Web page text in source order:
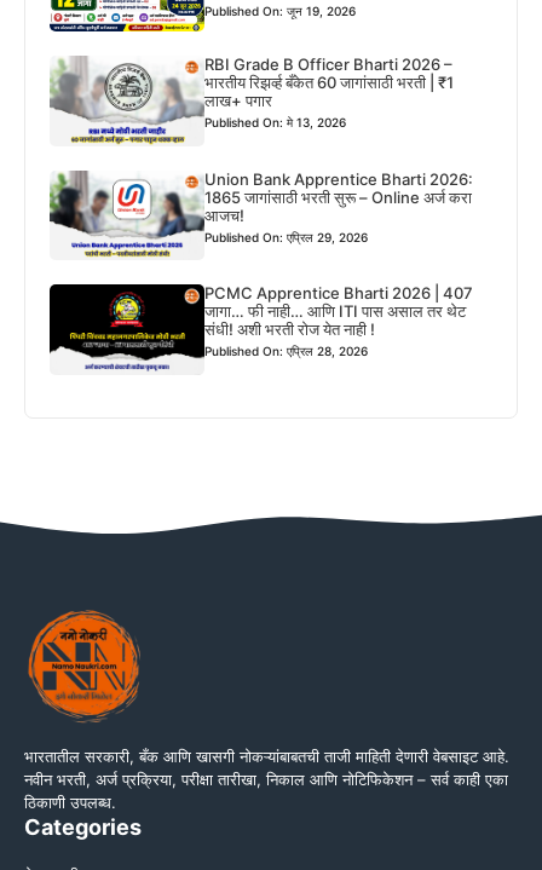
Published On: जून 19, 2026
RBI Grade B Officer Bharti 2026 –
भारतीय रिझर्व्ह बँकेत 60 जागांसाठी भरती | ₹1
लाख+ पगार
Published On: मे 13, 2026
Union Bank Apprentice Bharti 2026:
1865 जागांसाठी भरती सुरू – Online अर्ज करा
आजच!
Published On: एप्रिल 29, 2026
PCMC Apprentice Bharti 2026 | 407
जागा… फी नाही… आणि ITI पास असाल तर थेट
संधी! अशी भरती रोज येत नाही !
Published On: एप्रिल 28, 2026
भारतातील सरकारी, बँक आणि खासगी नोकऱ्यांबाबतची ताजी माहिती देणारी वेबसाइट आहे.
नवीन भरती, अर्ज प्रक्रिया, परीक्षा तारीखा, निकाल आणि नोटिफिकेशन – सर्व काही एका
ठिकाणी उपलब्ध.
Categories